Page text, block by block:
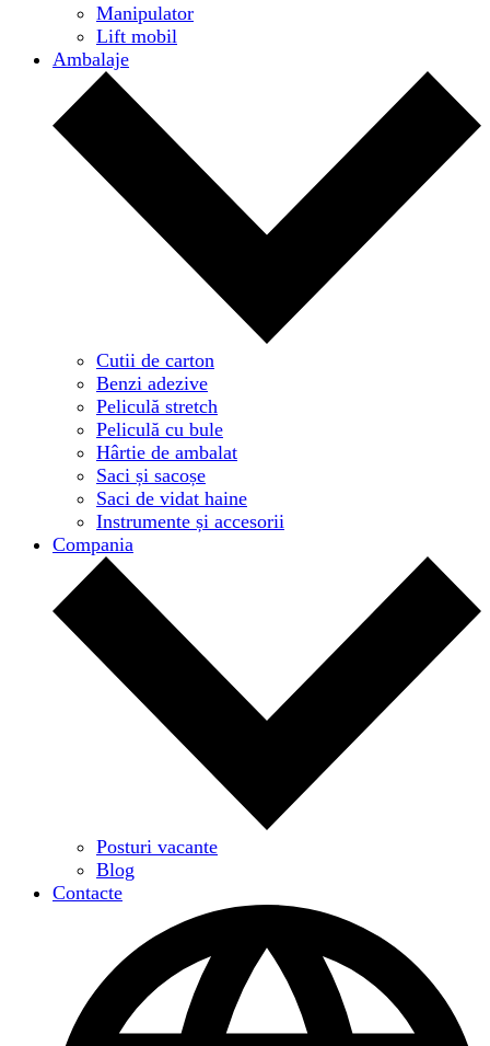
Manipulator
Lift mobil
Ambalaje
Cutii de carton
Benzi adezive
Peliculă stretch
Peliculă cu bule
Hârtie de ambalat
Saci și sacoșe
Saci de vidat haine
Instrumente și accesorii
Compania
Posturi vacante
Blog
Contacte